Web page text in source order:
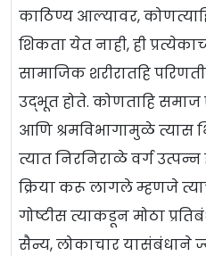
काठिण्य आल्यावर,
शिकता येत नाही, ही
सामाजिक शरीरातहि
उद्भूत होते. कोणताहि
आणि श्रमविभागामुळे त्यास
त्यात निरनिराळे वर्ग
क्रिया करू लागले म्हणजे
गोष्टीस त्याकडून मोठा
सैन्य, लोकाचार यासंबंधाने